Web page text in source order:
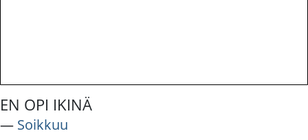
EN OPI IKINÄ
― Soikkuu